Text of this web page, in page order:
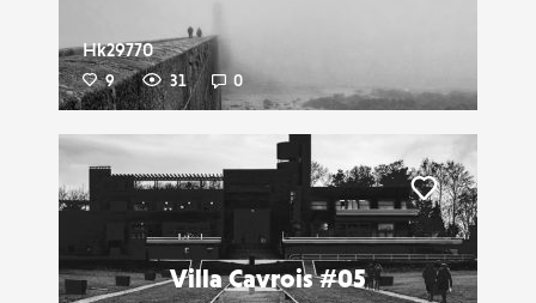
Hk29770
9 31 0
Villa Cavrois #05
Liker